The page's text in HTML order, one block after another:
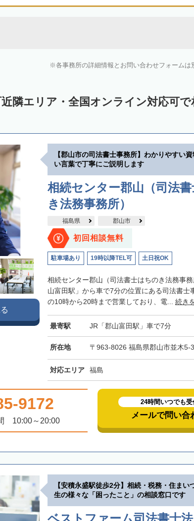
各事務所の詳細情報とお問い合わせフォームは
隣エリア・全国オンライン対応可で
【郡山市の司法書士事務所】わかりやすい
い言葉で丁寧にご説明します
相続センター郡山（司法
き法務事務所）
福島県 郡山市
初回相談無料
駐車場あり 19時以降TEL可 土日祝OK
相続センター郡山（司法書士はちのき法務事
山富田駅」から車で7分の位置にある司法書士
の10時から20時まで営業しており、電... 続き
最寄駅 JR「郡山富田駅」車で7分
所在地 〒963-8026 福島県郡山市並木5-
対応エリア 福島
9172
10:00～20:00
24時間いつでも受
メールで問い合
【安積永盛駅徒歩2分】相続・税務・住まい
生の様々な「困ったこと」の相談窓口です
ベストファーム司法書士